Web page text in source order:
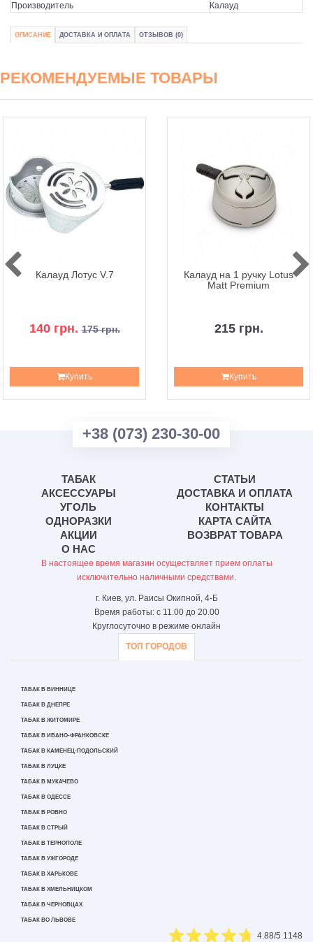
Производитель
Калауд
ОПИСАНИЕ ДОСТАВКА И ОПЛАТА ОТЗЫВОВ (0)
РЕКОМЕНДУЕМЫЕ ТОВАРЫ
Калауд Лотус V.7
140 грн. 175 грн.
Купить
Калауд на 1 ручку Lotus
Matt Premium
215 грн.
Купить
+38 (073) 230-30-00
ТАБАК
АКСЕССУАРЫ
УГОЛЬ
ОДНОРАЗКИ
АКЦИИ
О НАС
СТАТЬИ
ДОСТАВКА И ОПЛАТА
КОНТАКТЫ
КАРТА САЙТА
ВОЗВРАТ ТОВАРА
В настоящее время магазин осуществляет прием оплаты
исключительно наличными средствами.
г. Киев, ул. Раисы Окипной, 4-Б
Время работы: с 11.00 до 20.00
Круглосуточно в режиме онлайн
ТОП ГОРОДОВ
ТАБАК В ВИННИЦЕ
ТАБАК В ДНЕПРЕ
ТАБАК В ЖИТОМИРЕ
ТАБАК В ИВАНО-ФРАНКОВСКЕ
ТАБАК В КАМЕНЕЦ-ПОДОЛЬСКИЙ
ТАБАК В ЛУЦКЕ
ТАБАК В МУКАЧЕВО
ТАБАК В ОДЕССЕ
ТАБАК В РОВНО
ТАБАК В СТРЫЙ
ТАБАК В ТЕРНОПОЛЕ
ТАБАК В УЖГОРОДЕ
ТАБАК В ХАРЬКОВЕ
ТАБАК В ХМЕЛЬНИЦКОМ
ТАБАК В ЧЕРНОВЦАХ
ТАБАК ВО ЛЬВОВЕ
4.88/5 1148